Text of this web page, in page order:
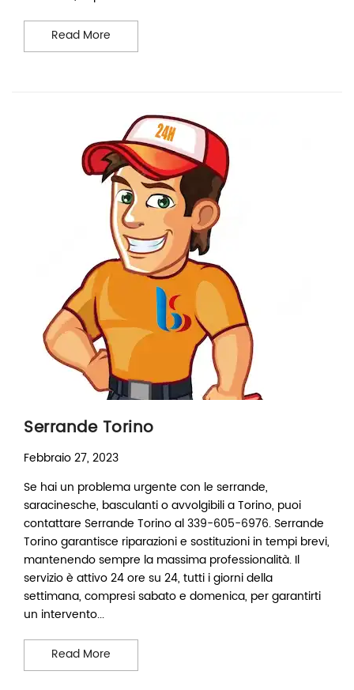
Read More
Serrande Torino
Febbraio 27, 2023
Se hai un problema urgente con le serrande,
saracinesche, basculanti o avvolgibili a Torino, puoi
contattare Serrande Torino al 339-605-6976. Serrande
Torino garantisce riparazioni e sostituzioni in tempi brevi,
mantenendo sempre la massima professionalità. Il
servizio è attivo 24 ore su 24, tutti i giorni della
settimana, compresi sabato e domenica, per garantirti
un intervento...
Read More